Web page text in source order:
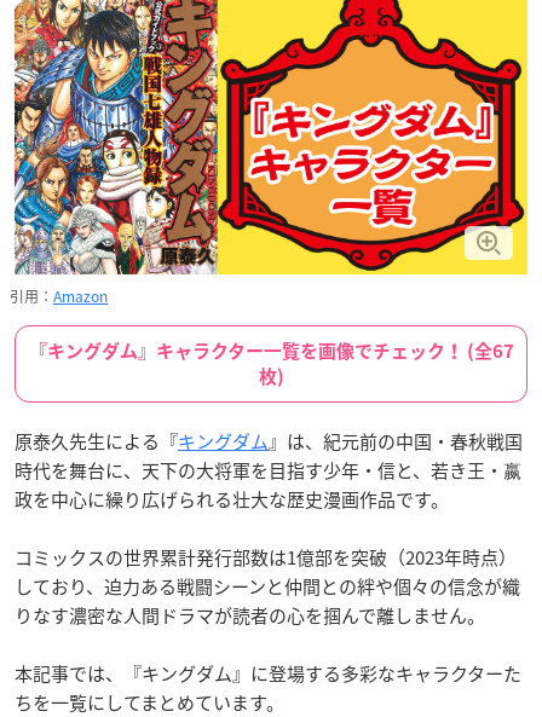
引用： Amazon
『キングダム』キャラクター一覧を画像でチェック！ (全67
枚)
原泰久先生による『キングダム』は、紀元前の中国・春秋戦国
時代を舞台に、天下の大将軍を目指す少年・信と、若き王・嬴
政を中心に繰り広げられる壮大な歴史漫画作品です。
コミックスの世界累計発行部数は1億部を突破（2023年時点）
しており、迫力ある戦闘シーンと仲間との絆や個々の信念が織
りなす濃密な人間ドラマが読者の心を掴んで離しません。
本記事では、『キングダム』に登場する多彩なキャラクターた
ちを一覧にしてまとめています。